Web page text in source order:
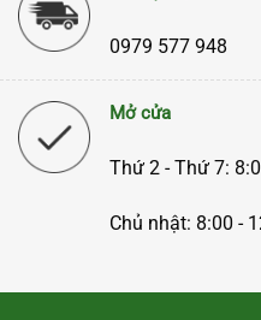
0979 577 948
Mở cửa
Thứ 2 - Thứ 7:
Chủ nhật: 8:00 -